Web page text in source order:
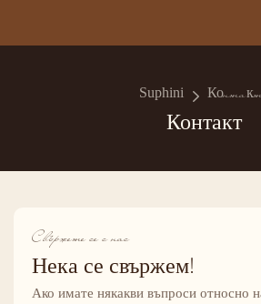
Suphini
Контакт
Свържете се с нас
Нека се свържем!
Ако имате някакви въпроси относно